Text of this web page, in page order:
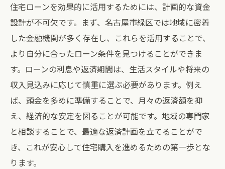
住宅ローンを効果的に活用するためには、計画的な資金
設計が不可欠です。まず、名古屋市緑区では地域に密着
した金融機関が多く存在し、これらを活用することで、
より自分に合ったローン条件を見つけることができま
す。ローンの利息や返済期間は、生活スタイルや将来の
収入見込みに応じて慎重に選ぶ必要があります。例え
ば、頭金を多めに準備することで、月々の返済額を抑
え、経済的な安定を図ることが可能です。地域の専門家
と相談することで、最適な返済計画を立てることがで
き、これが安心して住宅購入を進めるための第一歩とな
ります。